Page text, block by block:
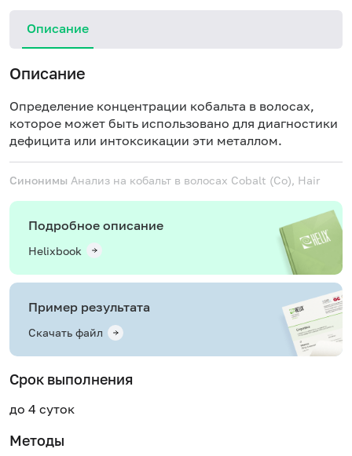
Описание
Описание
Определение концентрации кобальта в волосах,
которое может быть использовано для диагностики
дефицита или интоксикации эти металлом.
Синонимы Анализ на кобальт в волосах Cobalt (Co), Hair
Подробное описание
Helixbook
Пример результата
Скачать файл
Срок выполнения
до 4 суток
Методы